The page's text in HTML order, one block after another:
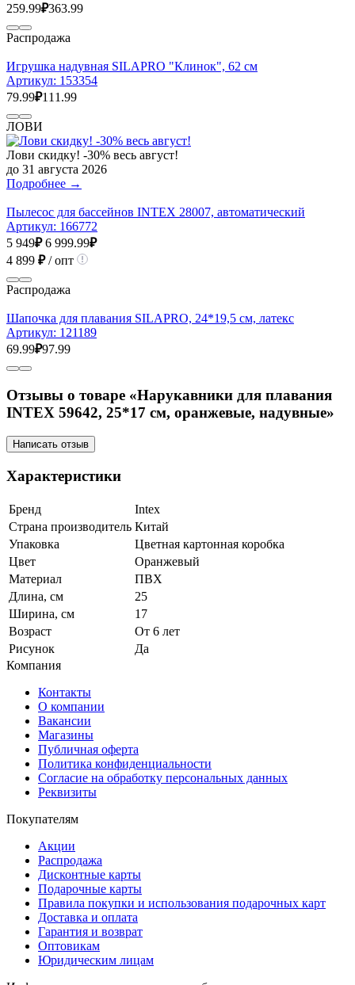
259.99₽363.99
Распродажа
Игрушка надувная SILAPRO "Клинок", 62 см
Артикул: 153354
79.99₽111.99
ЛОВИ
Лови скидку! -30% весь август!
до 31 августа 2026
Подробнее →
Пылесос для бассейнов INTEX 28007, автоматический
Артикул: 166772
5 949₽ 6 999.99₽
4 899 ₽/ опт
Распродажа
Шапочка для плавания SILAPRO, 24*19,5 см, латекс
Артикул: 121189
69.99₽97.99
Отзывы о товаре «Нарукавники для плавания
INTEX 59642, 25*17 см, оранжевые, надувные»
Написать отзыв
Характеристики
Бренд
Intex
Страна производитель Китай
Упаковка
Цветная картонная коробка
Цвет
Оранжевый
Материал
ПВХ
Длина, см
25
Ширина, см
17
Возраст
От 6 лет
Рисунок
Да
Компания
Контакты
О компании
Вакансии
Магазины
Публичная оферта
Политика конфиденциальности
Согласие на обработку персональных данных
Реквизиты
Покупателям
Акции
Распродажа
Дисконтные карты
Подарочные карты
Правила покупки и использования подарочных карт
Доставка и оплата
Гарантия и возврат
Оптовикам
Юридическим лицам